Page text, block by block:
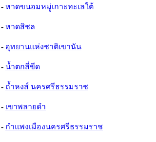
- หาดขนอมหมู่เกาะทะเลใต้
- หาดสิชล
- อุทยานแห่งชาติเขานัน
- น้ำตกสี่ขีด
- ถ้ำหงส์ นครศรีธรรมราช
- เขาพลายดำ
- กำแพงเมืองนครศรีธรรมราช